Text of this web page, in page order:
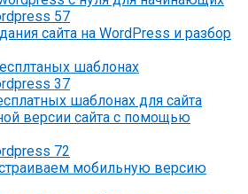
57
сайта на WordPress и разбор
37
шаблонах для сайта
72
мобильную версию